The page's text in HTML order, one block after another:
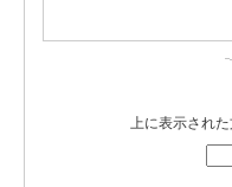
上に表示された